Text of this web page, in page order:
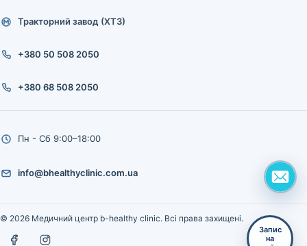
Тракторний завод (ХТЗ)
+380 50 508 2050
+380 68 508 2050
Пн - Сб 9:00–18:00
info@bhealthyclinic.com.ua
© 2026 Медичний центр b-healthy clinic. Всі права захищені.
Запис
на